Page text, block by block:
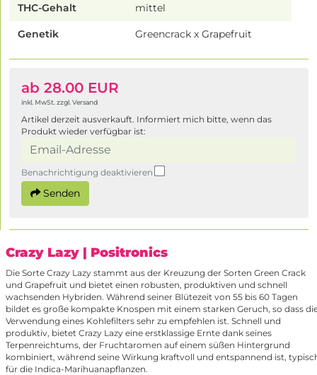
THC-Gehalt mittel
Genetik Greencrack x Grapefruit
ab 28.00 EUR
inkl. MwSt. zzgl. Versand
Artikel derzeit ausverkauft. Informiert mich bitte, wenn das
Produkt wieder verfügbar ist:
Benachrichtigung deaktivieren
Senden
Crazy Lazy | Positronics
Die Sorte Crazy Lazy stammt aus der Kreuzung der Sorten Green Crack
und Grapefruit und bietet einen robusten, produktiven und schnell
wachsenden Hybriden. Während seiner Blütezeit von 55 bis 60 Tagen
bildet es große kompakte Knospen mit einem starken Geruch, so dass
Verwendung eines Kohlefilters sehr zu empfehlen ist. Schnell und
produktiv, bietet Crazy Lazy eine erstklassige Ernte dank seines
Terpenreichtums, der Fruchtaromen auf einem süßen Hintergrund
kombiniert, während seine Wirkung kraftvoll und entspannend ist,
für die Indica-Marihuanapflanzen.